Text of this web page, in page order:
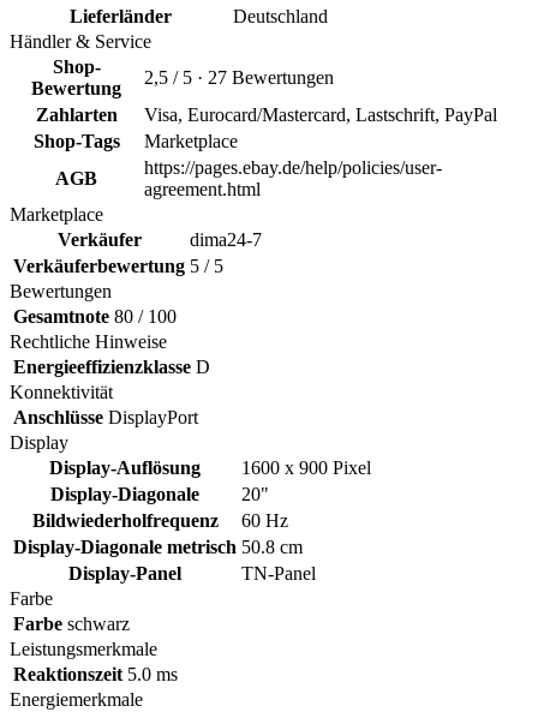
Lieferländer
Deutschland
Händler & Service
Shop-
Bewertung
2,5 / 5 · 27 Bewertungen
Zahlarten
Visa, Eurocard/Mastercard, Lastschrift, PayPal
Shop-Tags
Marketplace
AGB
https://pages.ebay.de/help/policies/user-
agreement.html
Marketplace
Verkäufer
dima24-7
Verkäuferbewertung 5 / 5
Bewertungen
Gesamtnote 80 / 100
Rechtliche Hinweise
Energieeffizienzklasse D
Konnektivität
Anschlüsse DisplayPort
Display
Display-Auflösung
1600 x 900 Pixel
Display-Diagonale
20"
Bildwiederholfrequenz
60 Hz
Display-Diagonale metrisch 50.8 cm
Display-Panel
TN-Panel
Farbe
Farbe schwarz
Leistungsmerkmale
Reaktionszeit 5.0 ms
Energiemerkmale